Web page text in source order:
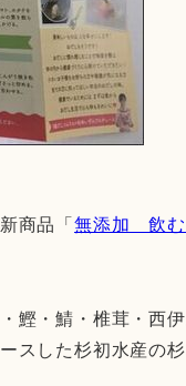
商品「無添加 飲む
鰹・鯖・椎茸・西
スした杉初水産の